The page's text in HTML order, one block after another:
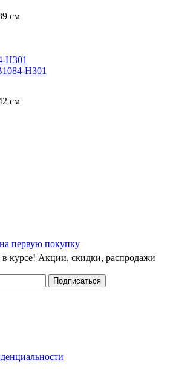
см
H301
см
первую покупку
курсе! Акции, скидки, распродажи
Подписаться